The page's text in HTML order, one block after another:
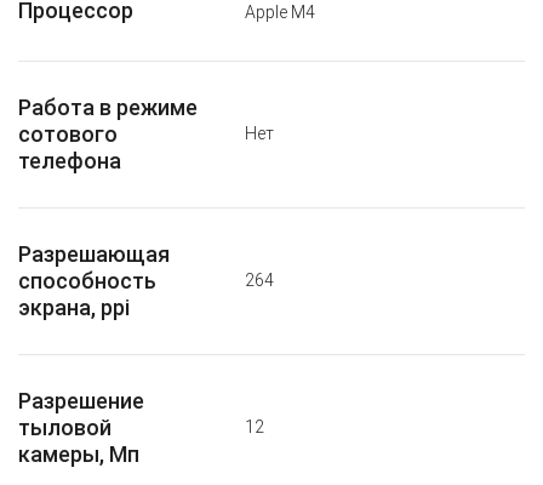
Процессор Apple M4
Работа в режиме
сотового
телефона
Нет
Разрешающая
способность
экрана, ppi
264
Разрешение
тыловой
камеры, Мп
12